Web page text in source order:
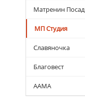
Матренин Посад
МП Студия
Славяночка
Благовест
ААМА